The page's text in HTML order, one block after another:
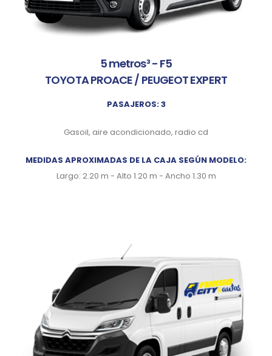
5 metros³ - F5
TOYOTA PROACE / PEUGEOT EXPERT
PASAJEROS: 3
Gasoil, aire acondicionado, radio cd
MEDIDAS APROXIMADAS DE LA CAJA SEGÚN MODELO:
Largo: 2.20 m - Alto 1.20 m - Ancho 1.30 m